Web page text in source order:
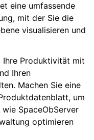
eine umfassende
mit der Sie die
visualisieren und
Ihre Produktivität mit
Ihren
Machen Sie eine
um
SpaceObServer
optimieren